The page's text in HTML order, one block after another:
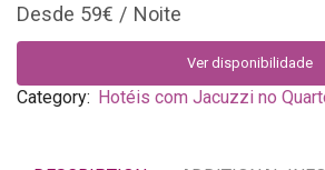
59€
Ver disponibilidade
Category: Hotéis com Jacuzzi no